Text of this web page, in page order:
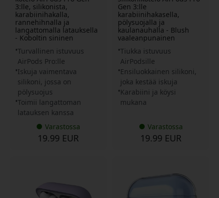
3:lle, silikonista,
karabiinihakalla,
rannehihnalla ja
langattomalla latauksella
- Koboltin sininen
Turvallinen istuvuus
AirPods Pro:lle
Iskuja vaimentava
silikoni, jossa on
pölysuojus
Toimii langattoman
latauksen kanssa
Varastossa
19.99 EUR
Gen 3:lle
karabiinihakasella,
pölysuojalla ja
kaulanauhalla - Blush
vaaleanpunainen
Tiukka istuvuus
AirPodsille
Ensiluokkainen silikoni,
joka kestää iskuja
Karabiini ja köysi
mukana
Varastossa
19.99 EUR